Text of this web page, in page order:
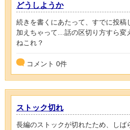
どうしようか
続きを書くにあたって、すでに投稿
加えちゃって…話の区切り方すら変
ねこれ？
コメント 0件
ストック切れ
長編のストックが切れたため、しば